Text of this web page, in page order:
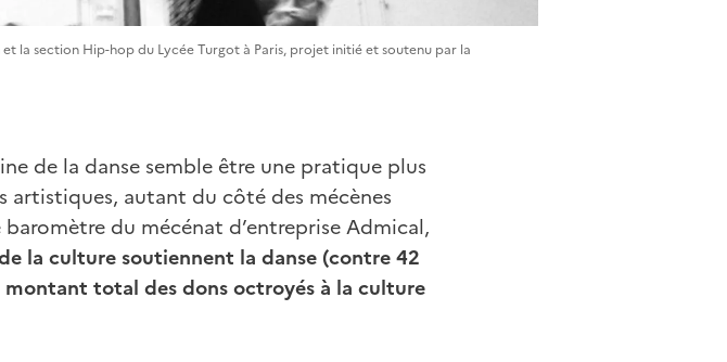
la section Hip-hop du Lycée Turgot à Paris, projet initié et soutenu par la
de la danse semble être une pratique plus
artistiques, autant du côté des mécènes
du mécénat d’entreprise Admical,
la culture soutiennent la danse (contre 42
total des dons octroyés à la culture